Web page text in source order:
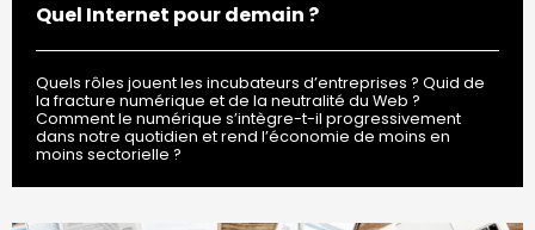
Quel Internet pour demain ?
Quels rôles jouent les incubateurs d’entreprises ? Quid de
la fracture numérique et de la neutralité du Web ?
Comment le numérique s’intègre-t-il progressivement
dans notre quotidien et rend l’économie de moins en
moins sectorielle ?